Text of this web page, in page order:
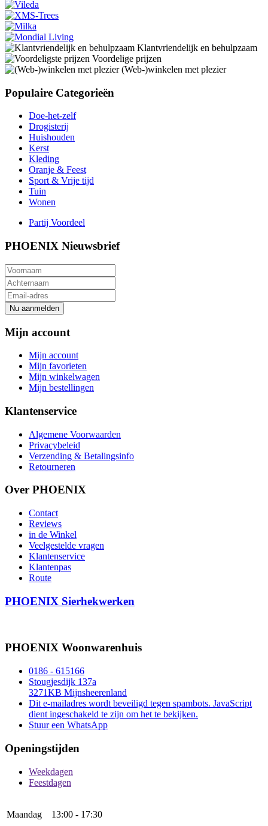
Klantvriendelijk en behulpzaam
Voordelige prijzen
(Web-)winkelen met plezier
Populaire Categorieën
Doe-het-zelf
Drogisterij
Huishouden
Kerst
Kleding
Oranje & Feest
Sport & Vrije tijd
Tuin
Wonen
Partij Voordeel
PHOENIX Nieuwsbrief
Nu aanmelden
Mijn account
Mijn account
Mijn favorieten
Mijn winkelwagen
Mijn bestellingen
Klantenservice
Algemene Voorwaarden
Privacybeleid
Verzending & Betalingsinfo
Retourneren
Over PHOENIX
Contact
Reviews
in de Winkel
Veelgestelde vragen
Klantenservice
Klantenpas
Route
PHOENIX Sierhekwerken
PHOENIX Woonwarenhuis
0186 - 615166
Stougjesdijk 137a
3271KB Mijnsheerenland
Dit e-mailadres wordt beveiligd tegen spambots. JavaScript
dient ingeschakeld te zijn om het te bekijken.
Stuur een WhatsApp
Openingstijden
Weekdagen
Feestdagen
Maandag 13:00 - 17:30